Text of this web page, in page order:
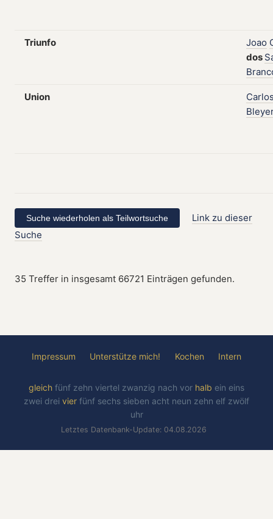
Triunfo Joao
dos
Union
Link zu dieser
Suche
35 Treffer in insgesamt 66721 Einträgen gefunden.
Impressum Unterstütze mich! Kochen Intern
gleich fünf zehn viertel zwanzig nach vor halb ein eins
zwei drei vier fünf sechs sieben acht neun zehn elf zwölf
uhr
Letztes Datenbank-Update: 04.08.2026